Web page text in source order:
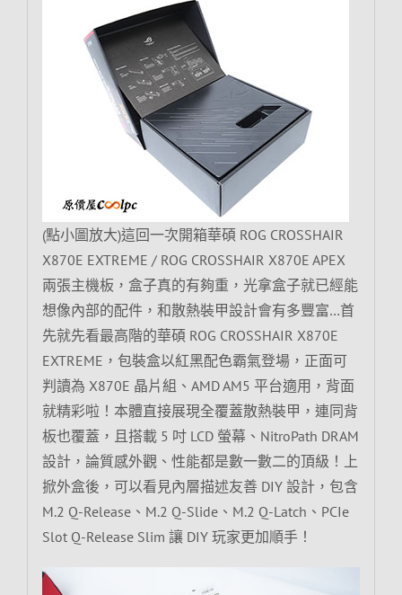
(點小圖放大)這回一次開箱華碩 ROG CROSSHAIR
X870E EXTREME / ROG CROSSHAIR X870E APEX
兩張主機板，盒子真的有夠重，光拿盒子就已經能
想像內部的配件，和散熱裝甲設計會有多豐富…首
先就先看最高階的華碩 ROG CROSSHAIR X870E
EXTREME，包裝盒以紅黑配色霸氣登場，正面可
判讀為 X870E 晶片組、AMD AM5 平台適用，背面
就精彩啦！本體直接展現全覆蓋散熱裝甲，連同背
板也覆蓋，且搭載 5 吋 LCD 螢幕、NitroPath DRAM
設計，論質感外觀、性能都是數一數二的頂級！上
掀外盒後，可以看見內層描述友善 DIY 設計，包含
M.2 Q-Release、M.2 Q-Slide、M.2 Q-Latch、PCIe
Slot Q-Release Slim 讓 DIY 玩家更加順手！